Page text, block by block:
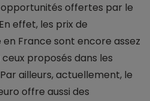
opportunités offertes par le
effet, les prix de
France sont encore assez
proposés dans les
ailleurs, actuellement, le
offre aussi des